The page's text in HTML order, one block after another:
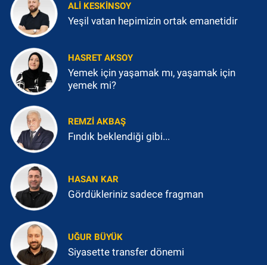
ALI KESKINSOY
Yeşil vatan hepimizin ortak emanetidir
HASRET AKSOY
Yemek için yaşamak mı, yaşamak için
yemek mi?
REMZI AKBAŞ
Fındık beklendiği gibi...
HASAN KAR
Gördükleriniz sadece fragman
UĞUR BÜYÜK
Siyasette transfer dönemi